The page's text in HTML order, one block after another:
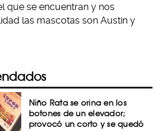
que se encuentran y nos
las mascotas son Austin y
Niño Rata se orina en los
botones de un elevador;
provocó un corto y se quedó